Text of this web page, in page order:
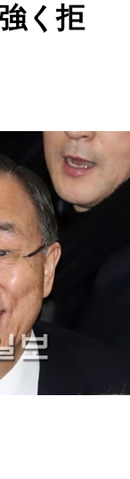
く拒